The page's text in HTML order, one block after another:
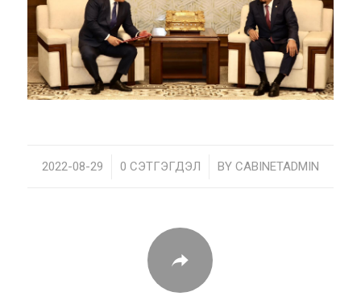
2022-08-29
/ 0 СЭТГЭГДЭЛ
/ BY CABINETADMIN